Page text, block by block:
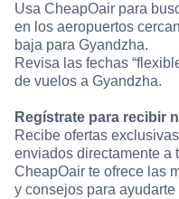
Usa CheapOair para
en los aeropuertos
baja para Gyandzha.
Revisa las fechas
de vuelos a Gyandzha.
Regístrate para recibir
Recibe ofertas
enviados directamente a
CheapOair te ofrece las
y consejos para